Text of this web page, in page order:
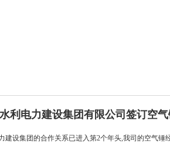
利电力建设集团有限公司签订空
集团的合作关系已进入第2个年头,我司的空气锤